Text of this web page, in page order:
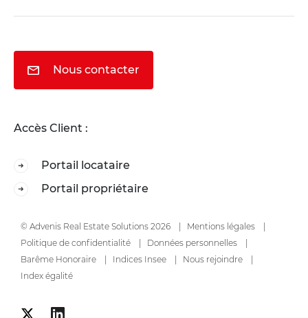
Nous contacter
Accès Client :
Portail locataire
Portail propriétaire
© Advenis Real Estate Solutions 2026
Mentions légales
Politique de confidentialité
Données personnelles
Barême Honoraire
Indices Insee
Nous rejoindre
Index égalité